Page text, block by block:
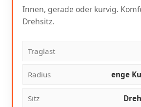
Innen, gerade oder kurvig.
Drehsitz.
Traglast
Radius enge
Sitz